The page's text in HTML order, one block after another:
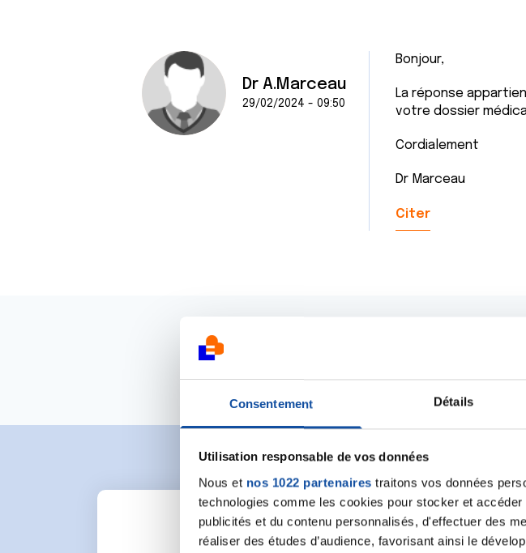
Consentement Détails
Utilisation responsable de vos données
Nous et nos 1022 partenaires traitons vos données
technologies comme les cookies pour stocker et
publicités et du contenu personnalisés, d'effectuer des
réaliser des études d’audience, favorisant ainsi le
Dr A.Marceau
29/02/2024 - 09:50
Bonjour,
La réponse
votre dossier
Cordialement
Dr Marceau
Citer
Ecrire un